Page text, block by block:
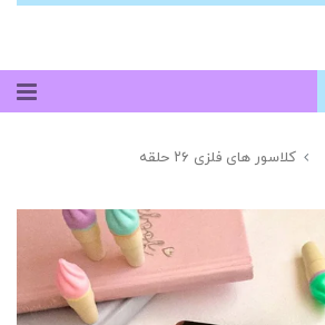
کلاسور های فلزی ۲۶ حلقه